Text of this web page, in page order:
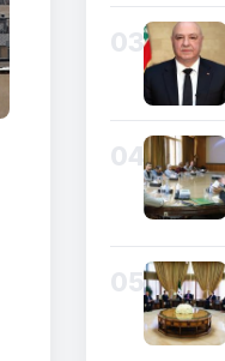
03
04
05